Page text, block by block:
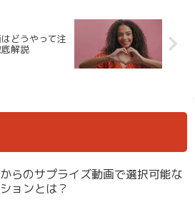
どうやって注
解説
らのサプライズ動画で選択可能な
ョンとは？